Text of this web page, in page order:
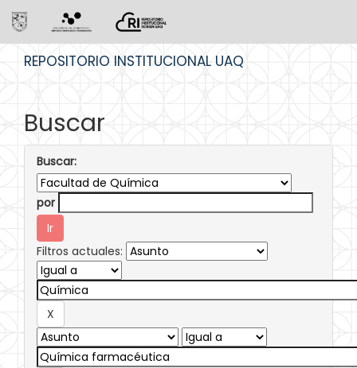
REPOSITORIO INSTITUCIONAL UAQ
Buscar
Buscar:
por
Filtros actuales: